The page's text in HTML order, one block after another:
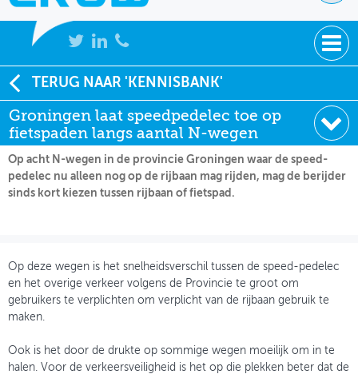
NIEUWS
BIJEENKOMSTEN
KENNISBANK
ADRESSENBOEK
MIJN PROFIEL
GEBRUIKER
TERUG NAAR 'KENNISBANK'
Groningen laat speedpedelec toe op
fietspaden langs aantal N-wegen
Soort:
Nieuws Fietsberaad
Datum:
07-10-2019
Op acht N-wegen in de provincie Groningen waar de speed-
pedelec nu alleen nog op de rijbaan mag rijden, mag de berijder
sinds kort kiezen tussen rijbaan of fietspad.
Op deze wegen is het snelheidsverschil tussen de speed-pedelec
en het overige verkeer volgens de Provincie te groot om
gebruikers te verplichten om verplicht van de rijbaan gebruik te
maken.
Ook is het door de drukte op sommige wegen moeilijk om in te
halen. Voor de verkeersveiligheid is het op die plekken beter dat de